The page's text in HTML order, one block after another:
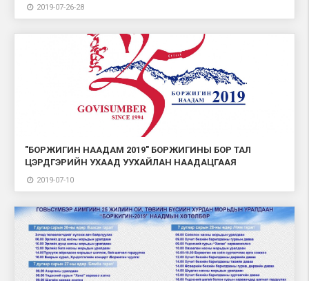
2019-07-26-28
"БОРЖИГИН НААДАМ 2019" БОРЖИГИНЫ БОР ТАЛ
ЦЭРДГЭРИЙН УХААД УУХАЙЛАН НААДАЦГААЯ
2019-07-10